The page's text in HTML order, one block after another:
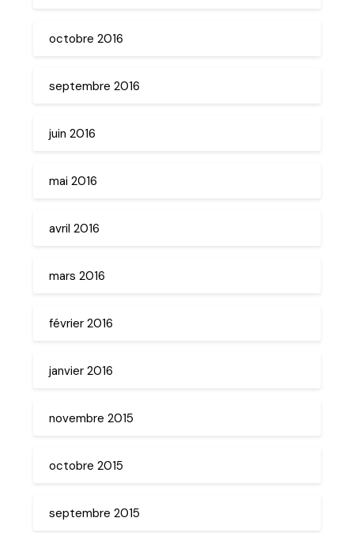
octobre 2016
septembre 2016
juin 2016
mai 2016
avril 2016
mars 2016
février 2016
janvier 2016
novembre 2015
octobre 2015
septembre 2015